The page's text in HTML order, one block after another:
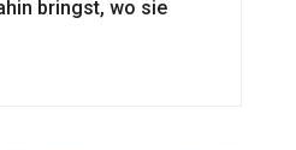
bringst, wo sie